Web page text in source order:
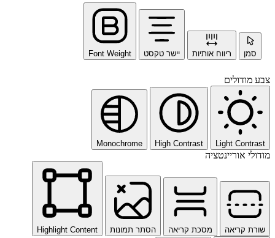
סמן ריווח אותיות יישר טקסט Font Weight
צבע מודולים
Light Contrast
High Contrast
Monochrome
מודולי אוריינטציה
שורת קריאה מסכת קריאה הסתר תמונות Highlight Content